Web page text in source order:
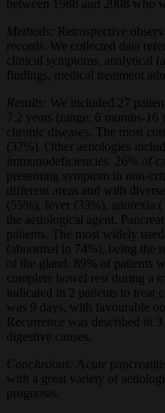
between 1988 and 2008 who
Methods:
Retrospective
records. We collected data
clinical symptoms, analytical
findings, medical treatment
Results:
We included 27
7.2 years (range: 6 months-
chronic diseases. The most
(37%). Other aetiologies
immunodeficiencies. 26% of
presenting symptom in non-
different areas and with
(55%), fever (33%), anorexia
the aetiological agent.
patients. The most widely
(abnormal in 74%), being the
of the gland. 89% of patients
complete bowel rest during a
indicated in 2 patients to treat
was 9 days, with favourable
Recurrence was described in
digestive causes.
Conclusions:
Acute
with a great variety of
prognosis.